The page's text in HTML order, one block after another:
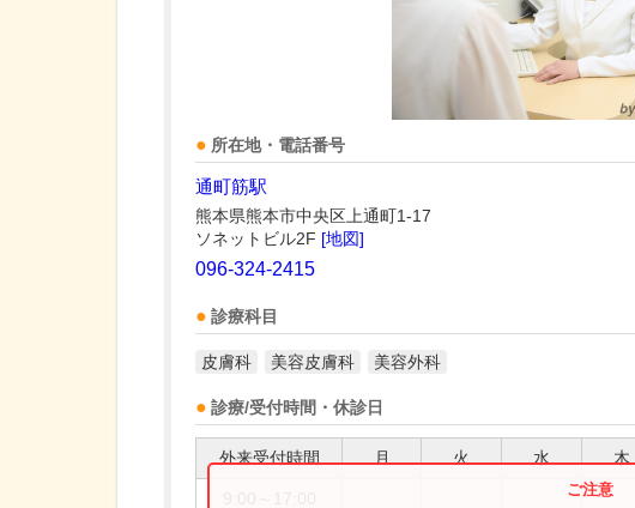
所在地・電話番号
通町筋駅
熊本県熊本市中央区上通町1-17
ソネットビル2F [地図]
096-324-2415
診療科目
皮膚科 美容皮膚科 美容外科
診療/受付時間・休診日
外来受付時間 月 火 水 木